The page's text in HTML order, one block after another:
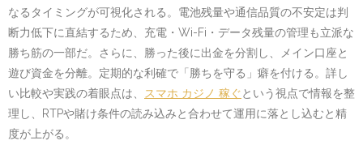
なるタイミングが可視化される。電池残量や通信品質の不安定は判
断力低下に直結するため、充電・Wi-Fi・データ残量の管理も立派な
勝ち筋の一部だ。さらに、勝った後に出金を分割し、メイン口座と
遊び資金を分離。定期的な利確で「勝ちを守る」癖を付ける。詳し
い比較や実践の着眼点は、 スマホ カジノ 稼ぐという視点で情報を整
理し、RTPや賭け条件の読み込みと合わせて運用に落とし込むと精
度が上がる。